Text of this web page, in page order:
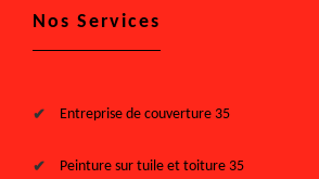
Nos Services
Entreprise de couverture 35
Peinture sur tuile et toiture 35